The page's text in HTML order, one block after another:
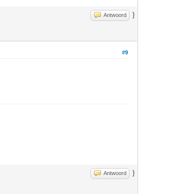
Antwoord }
#9
Antwoord }